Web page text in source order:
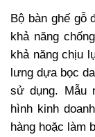
Bộ bàn ghế gỗ
khả năng
khả năng chịu
lưng dựa bọc
sử dụng. Mẫu
hình kinh
hàng hoặc làm